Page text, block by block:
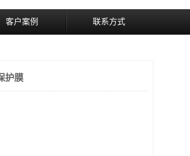
客户案例 联系方式
护膜